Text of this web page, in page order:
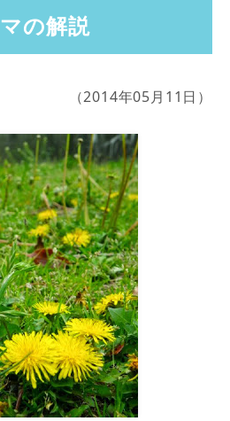
の解説
（2014年05月11日）